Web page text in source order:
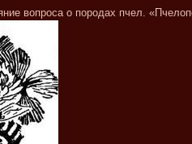
вопроса о породах пчел.